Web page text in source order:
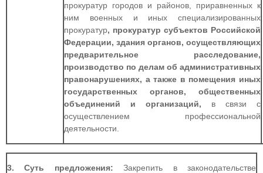
прокуратур городов и районов, приравненных к
ним военных и иных специализированных
прокуратур, прокуратур субъектов Российской
Федерации, здания органов, осуществляющих
предварительное расследование,
производство по делам об административных
правонарушениях, а также в помещения иных
государственных органов, общественных
объединений и организаций, в связи с
осуществлением профессиональной
деятельности.
3. Суть предложения:Закрепить в законодательстве